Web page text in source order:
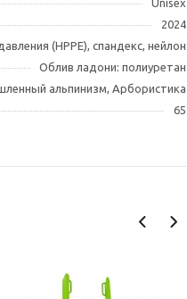
Unisex
2024
(HPPE), спандекс, нейлон
Облив ладони: полиуретан
альпинизм, Арбористика
65